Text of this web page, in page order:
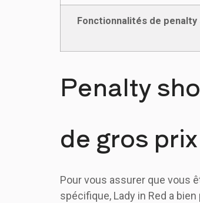
Fonctionnalités de
Penalty
de gros prix
Pour vous assurer que vous
spécifique, Lady in Red a